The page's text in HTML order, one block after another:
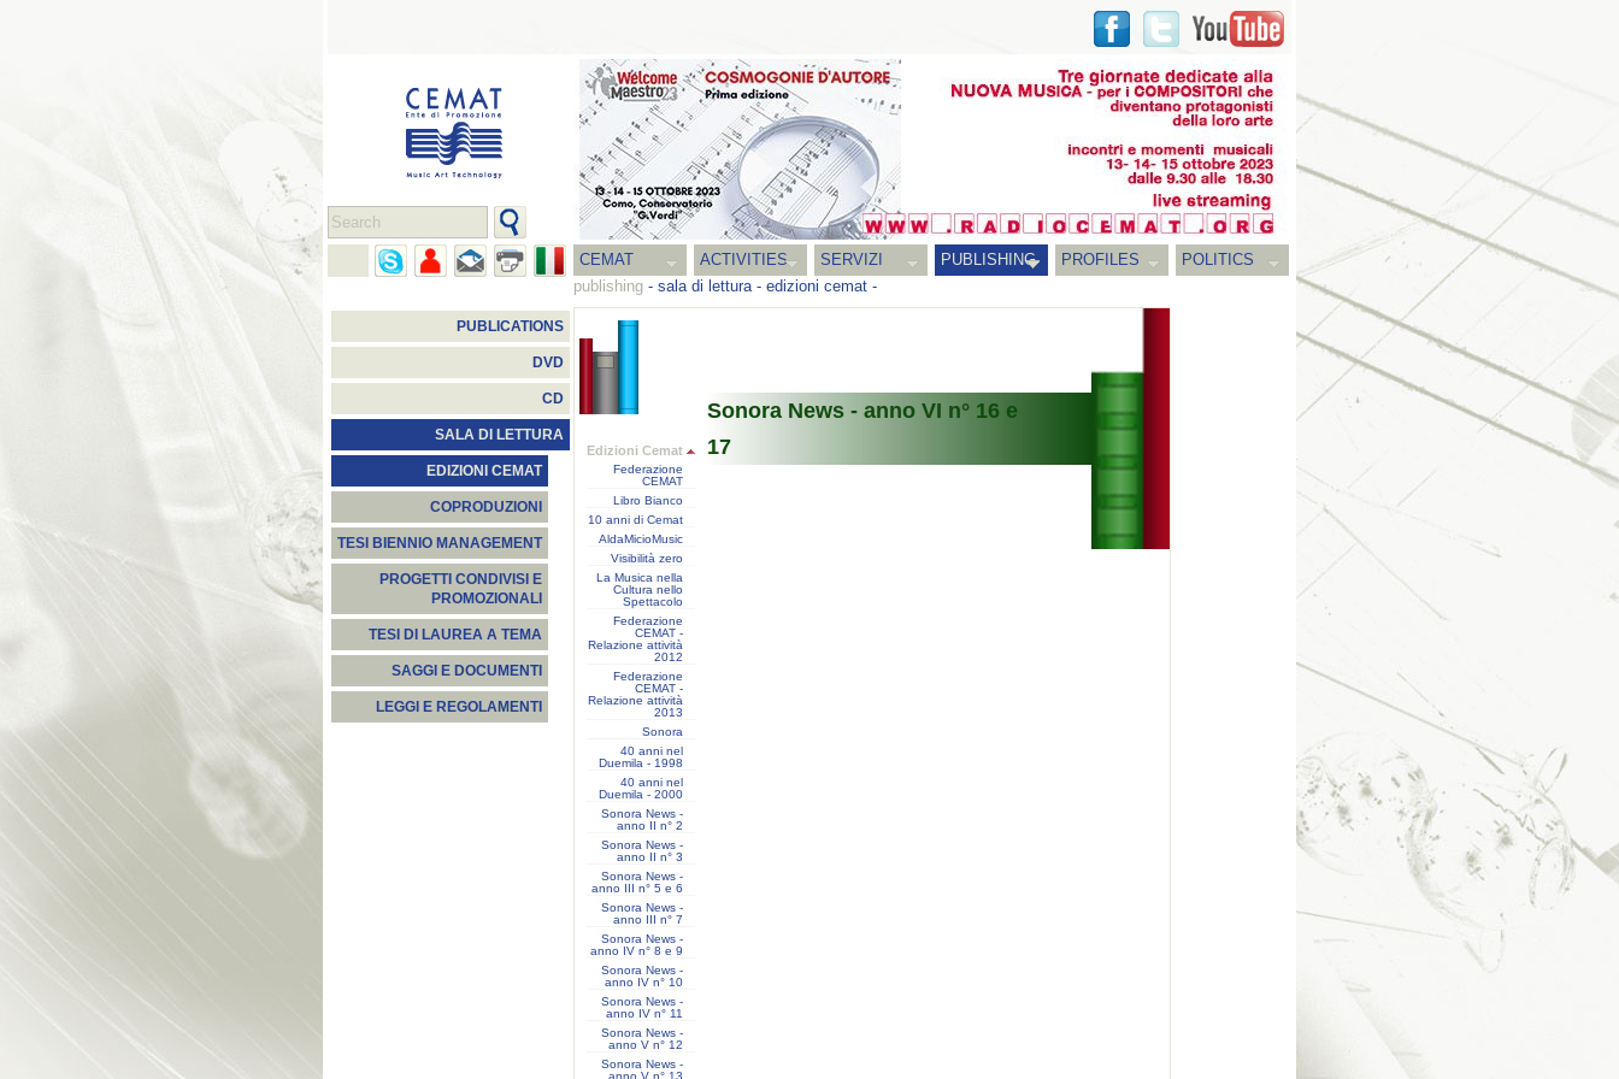
CEMAT ACTIVITIES SERVIZI PUBLISHING PROFILES
POLITICS
publishing - sala di lettura- edizioni cemat -
PUBLICATIONS
DVD
CD
SALA DI LETTURA
EDIZIONI CEMAT
COPRODUZIONI
TESI BIENNIO MANAGEMENT
PROGETTI CONDIVISI E
PROMOZIONALI
TESI DI LAUREA A TEMA
SAGGI E DOCUMENTI
LEGGI E REGOLAMENTI
Edizioni Cemat
Federazione
CEMAT
Libro Bianco
10 anni di Cemat
AldaMicioMusic
Visibilità zero
La Musica nella
Cultura nello
Spettacolo
Federazione
CEMAT -
Relazione attività
2012
Federazione
CEMAT -
Relazione attività
2013
Sonora
40 anni nel
Duemila - 1998
40 anni nel
Duemila - 2000
Sonora News -
anno II n° 2
Sonora News -
anno II n° 3
Sonora News -
anno III n° 5 e 6
Sonora News -
anno III n° 7
Sonora News -
anno IV n° 8 e 9
Sonora News -
anno IV n° 10
Sonora News -
anno IV n° 11
Sonora News -
anno V n° 12
Sonora News -
anno V n° 13
Sonora News - anno VI n° 16 e
17